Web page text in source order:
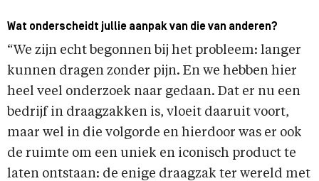
Wat onderscheidt jullie aanpak van die van anderen?
“We zijn echt begonnen bij het probleem: langer
kunnen dragen zonder pijn. En we hebben hier
heel veel onderzoek naar gedaan. Dat er nu een
bedrijf in draagzakken is, vloeit daaruit voort,
maar wel in die volgorde en hierdoor was er ook
de ruimte om een uniek en iconisch product te
laten ontstaan: de enige draagzak ter wereld met